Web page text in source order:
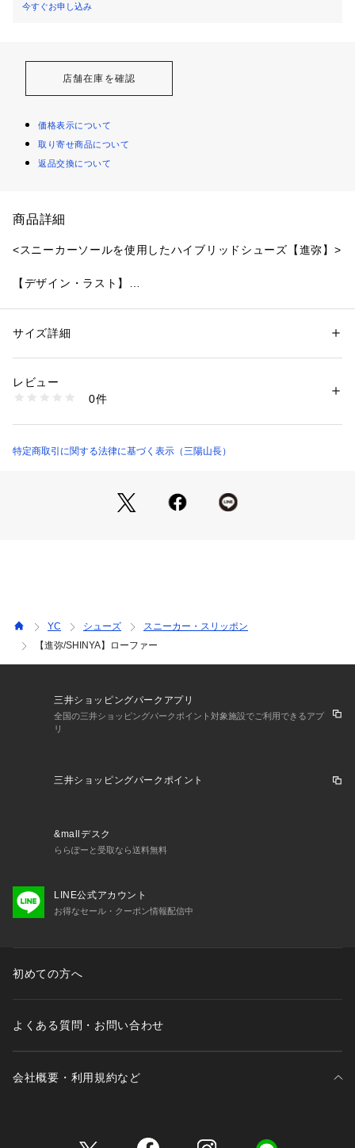
今すぐお申し込み
店舗在庫を確認
価格表示について
取り寄せ商品について
返品交換について
商品詳細
<スニーカーソールを使用したハイブリッドシューズ【進弥】>
【デザイン・ラスト】
カジュアルな中にも上品さを感じるデザインは、大人のスタイ
り、履き初めから柔らかい履き心地を感じていただけます。
アッパー素材には、しなやかでソフトな質感のスエードレザー
かさも特長です。
踵周りの高いフィット感はR2010そのままに、指周りにゆとり
を持たせたラストは圧迫感なく着用していただけます。
80：26.0cm
85：26.5cm
90：27.0cm
※この商品はサンプルでの撮影を行っています。
実際の商品とイメージ、仕様が異なる場合がございます。
弊社実店舗からも商品が入荷している為、「試着時のシワ・底
れ」等が生じている場合がございます。予めご了承ください。
性別：メンズ
素材：牛革
商品番号：
Q7427031-- （ショップ）
サイズ詳細
レビュー
0件
特定商取引に関する法律に基づく表示（三陽山長）
YC シューズ
スニーカー・スリッポン
【進弥/SHINYA】ローファー
三井ショッピングパークアプリ
全国の三井ショッピングパークポイント対象施設でご利用できるアプ
リ
三井ショッピングパークポイント
&mallデスク
ららぽーと受取なら送料無料
LINE公式アカウント
お得なセール・クーポン情報配信中
初めての方へ
よくある質問・お問い合わせ
会社概要・利用規約など